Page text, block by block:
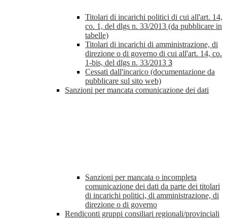
Titolari di incarichi politici di cui all'art. 14,
co. 1, del dlgs n. 33/2013 (da pubblicare in
tabelle)
Titolari di incarichi di amministrazione, di
direzione o di governo di cui all'art. 14, co.
1-bis, del dlgs n. 33/2013 3
Cessati dall'incarico (documentazione da
pubblicare sul sito web)
Sanzioni per mancata comunicazione dei dati
Sanzioni per mancata o incompleta
comunicazione dei dati da parte dei titolari
di incarichi politici, di amministrazione, di
direzione o di governo
Rendiconti gruppi consiliari regionali/provinciali